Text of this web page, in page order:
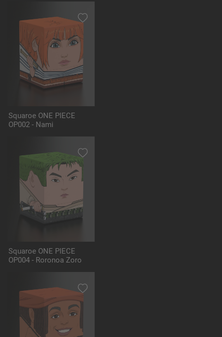
Squaroe ONE PIECE
OP002 - Nami
Squaroe ONE PIECE
OP004 - Roronoa Zoro